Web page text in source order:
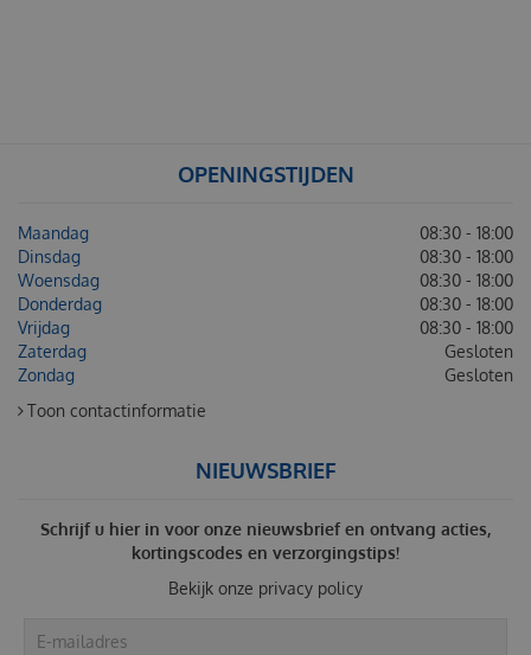
OPENINGSTIJDEN
Maandag
08:30 - 18:00
Dinsdag
08:30 - 18:00
Woensdag
08:30 - 18:00
Donderdag
08:30 - 18:00
Vrijdag
08:30 - 18:00
Zaterdag
Gesloten
Zondag
Gesloten
Toon contactinformatie
NIEUWSBRIEF
Schrijf u hier in voor onze nieuwsbrief en ontvang acties,
kortingscodes en verzorgingstips!
Bekijk onze privacy policy